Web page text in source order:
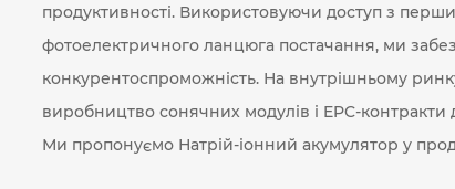
продуктивності. Використовуючи доступ з
фотоелектричного ланцюга постачання, ми
конкурентоспроможність. На внутрішньому
виробництво сонячних модулів і EPC-
Ми пропонуємо Натрій-іонний акумулятор у